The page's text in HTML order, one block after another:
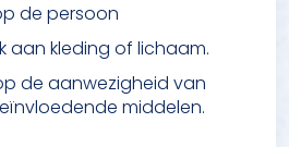
de persoon
aan kleding of lichaam.
de aanwezigheid van
middelen.